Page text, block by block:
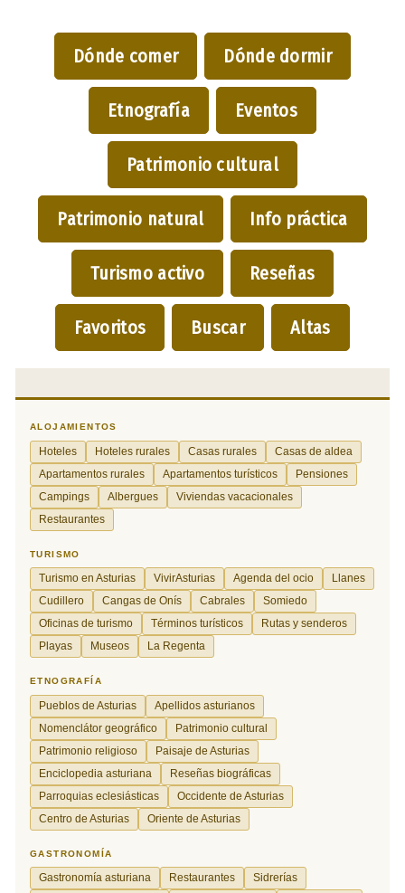
Dónde comer Dónde dormir
Etnografía Eventos
Patrimonio cultural
Patrimonio natural Info práctica
Turismo activo Reseñas
Favoritos Buscar Altas